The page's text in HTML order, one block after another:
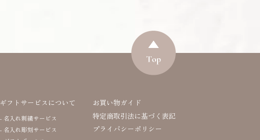
ギフトサービスについて
名入れ刺繍サービス
名入れ彫刻サービス
お買い物ガイド
特定商取引法に基づく表記
プライバシーポリシー